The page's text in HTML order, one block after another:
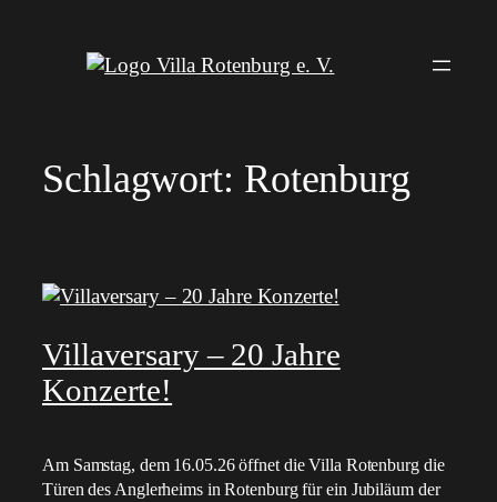
Schlagwort: Rotenburg
Villaversary – 20 Jahre
Konzerte!
Am Samstag, dem 16.05.26 öffnet die Villa Rotenburg die
Türen des Anglerheims in Rotenburg für ein Jubiläum der